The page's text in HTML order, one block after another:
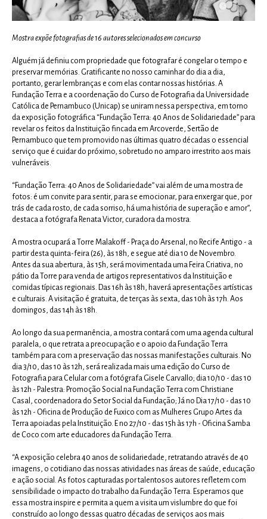
Mostra expõe fotografias de 16 autores selecionados em concurso
Alguém já definiu com propriedade que fotografar é congelar o tempo e
preservar memórias. Gratificante no nosso caminhar do dia a dia,
portanto, gerar lembranças e com elas contar nossas histórias. A
Fundação Terra e a coordenação do Curso de Fotografia da Universidade
Católica de Pernambuco (Unicap) se uniram nessa perspectiva, em torno
da exposição fotográfica “Fundação Terra: 40 Anos de Solidariedade” para
revelar os feitos da Instituição fincada em Arcoverde, Sertão de
Pernambuco que tem promovido nas últimas quatro décadas o essencial
serviço que é cuidar do próximo, sobretudo no amparo irrestrito aos mais
vulneráveis.
“Fundação Terra: 40 Anos de Solidariedade” vai além de uma mostra de
fotos: é um convite para sentir, para se emocionar, para enxergar que, por
trás de cada rosto, de cada sorriso, há uma história de superação e amor”,
destaca a fotógrafa Renata Victor, curadora da mostra.
A mostra ocupará a Torre Malakoff - Praça do Arsenal, no Recife Antigo - a
partir desta quinta-feira (26), às 18h, e segue até dia 10 de Novembro.
Antes da sua abertura, às 15h, será movimentada uma Feira Criativa, no
pátio da Torre para venda de artigos representativos da Instituição e
comidas típicas regionais. Das 16h às 18h, haverá apresentações artísticas
e culturais. A visitação é gratuita, de terças às sexta, das 10h às 17h. Aos
domingos, das 14h às 18h.
Ao longo da sua permanência, a mostra contará com uma agenda cultural
paralela, o que retrata a preocupação e o apoio da Fundação Terra
também para com a preservação das nossas manifestações culturais. No
dia 3/10, das 10 às 12h, será realizada mais uma edição do Curso de
Fotografia para Celular com a fotógrafa Gisele Carvallo; dia 10/10 - das 10
às 12h - Palestra: Promoção Social na Fundação Terra com Christiane
Casal, coordenadora do Setor Social da Fundação; Já no Dia 17/10 - das 10
às 12h - Oficina de Produção de Fuxico com as Mulheres Grupo Artes da
Terra apoiadas pela Instituição. E no 27/10 - das 15h às 17h - Oficina Samba
de Coco com arte educadores da Fundação Terra.
“A exposição celebra 40 anos de solidariedade, retratando através de 40
imagens, o cotidiano das nossas atividades nas áreas de saúde, educação
e ação social. As fotos capturadas por talentosos autores refletem com
sensibilidade o impacto do trabalho da Fundação Terra. Esperamos que
essa mostra inspire e permita a quem a visita um vislumbre do que foi
construído ao longo dessas quatro décadas de serviços aos mais